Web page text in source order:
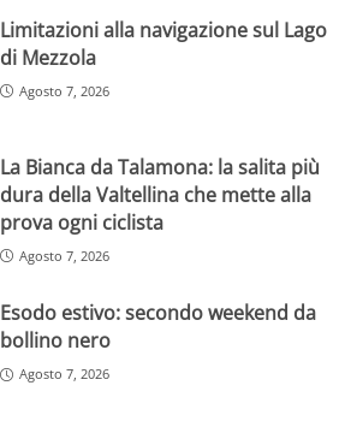
Limitazioni alla navigazione sul Lago
di Mezzola
Agosto 7, 2026
La Bianca da Talamona: la salita più
dura della Valtellina che mette alla
prova ogni ciclista
Agosto 7, 2026
Esodo estivo: secondo weekend da
bollino nero
Agosto 7, 2026